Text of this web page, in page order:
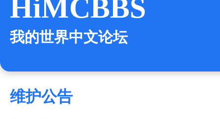
HiMCBBS
我的世界中文论坛
维护公告